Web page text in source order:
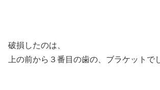
破損したのは、
上の前から３番目の歯の、ブラケットで